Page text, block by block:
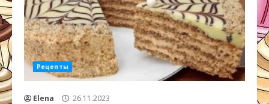
Рецепты
Elena 26.11.2023